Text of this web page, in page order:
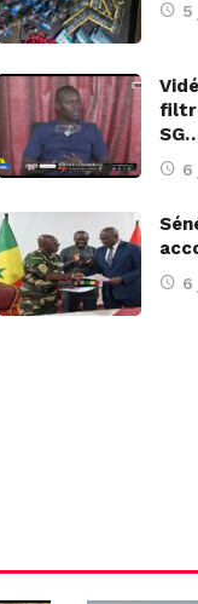
5
6
6